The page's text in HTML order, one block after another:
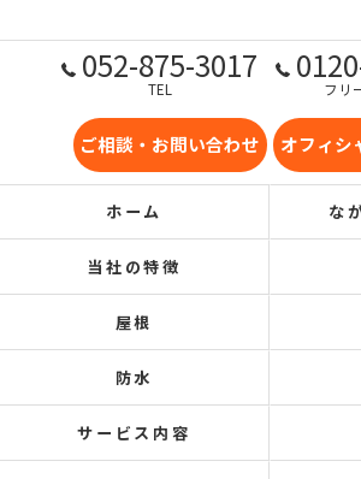
052-875-3017
TEL フリ
ご相談・お問い合わせ オフィシ
ホーム な
当社の特徴
屋根
防水
サービス内容